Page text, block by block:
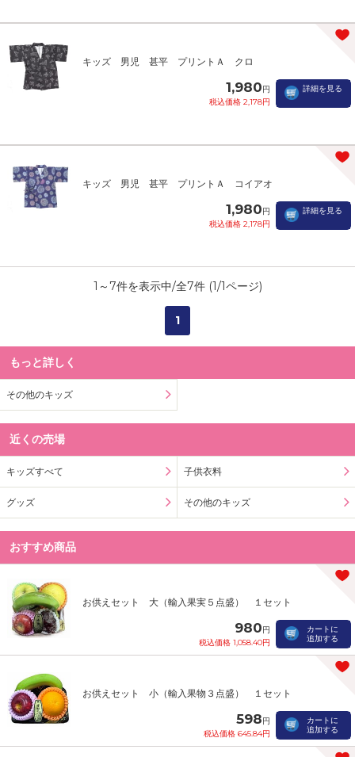
キッズ 男児 甚平 プリントＡ クロ
1,980円
税込価格 2,178円
詳細を見る
キッズ 男児 甚平 プリントＡ コイアオ
1,980円
税込価格 2,178円
詳細を見る
1 ～ 7件を表示中/全7件 (1/1ページ)
1
もっと詳しく
その他のキッズ
近くの売場
キッズすべて 子供衣料
グッズ その他のキッズ
おすすめ商品
お供えセット 大（輸入果実５点盛） １セット
980円
税込価格 1,058.40円
カートに
追加する
お供えセット 小（輸入果物３点盛） １セット
598円
税込価格 645.84円
カートに
追加する